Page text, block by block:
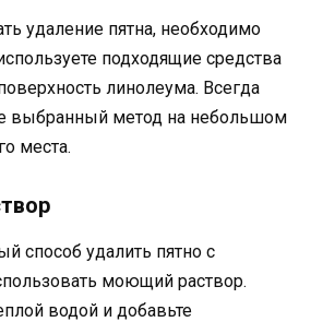
удаление пятна, необходимо
подходящие средства
линолеума. Всегда
выбранный метод на небольшом
места.
способ удалить пятно с
моющий раствор.
водой и добавьте